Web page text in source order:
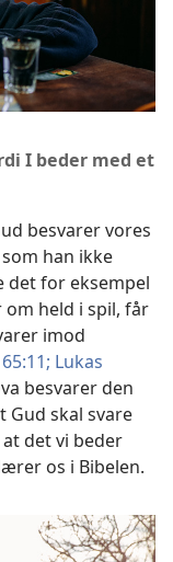
I beder med et
besvarer vores
han ikke
det for eksempel
held i spil, får
imod
Lukas
besvarer den
Gud skal svare
det vi beder
os i Bibelen.